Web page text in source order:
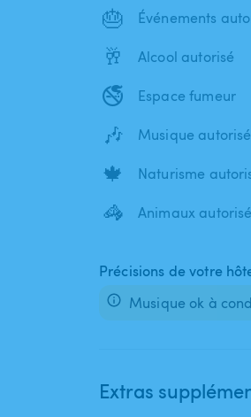
🎂 Événements
🥂 Alcool autorisé
🚭 Espace fumeur
🎶 Musique
🍁 Naturisme
🦓 Animaux
Précisions de votre
Musique ok à
Extras